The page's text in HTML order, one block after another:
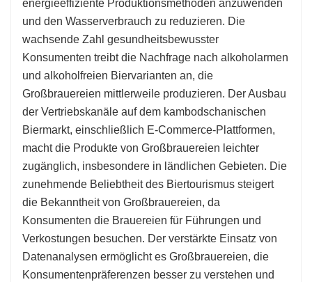
energieeffiziente Produktionsmethoden anzuwenden
und den Wasserverbrauch zu reduzieren. Die
wachsende Zahl gesundheitsbewusster
Konsumenten treibt die Nachfrage nach alkoholarmen
und alkoholfreien Biervarianten an, die
Großbrauereien mittlerweile produzieren. Der Ausbau
der Vertriebskanäle auf dem kambodschanischen
Biermarkt, einschließlich E-Commerce-Plattformen,
macht die Produkte von Großbrauereien leichter
zugänglich, insbesondere in ländlichen Gebieten. Die
zunehmende Beliebtheit des Biertourismus steigert
die Bekanntheit von Großbrauereien, da
Konsumenten die Brauereien für Führungen und
Verkostungen besuchen. Der verstärkte Einsatz von
Datenanalysen ermöglicht es Großbrauereien, die
Konsumentenpräferenzen besser zu verstehen und